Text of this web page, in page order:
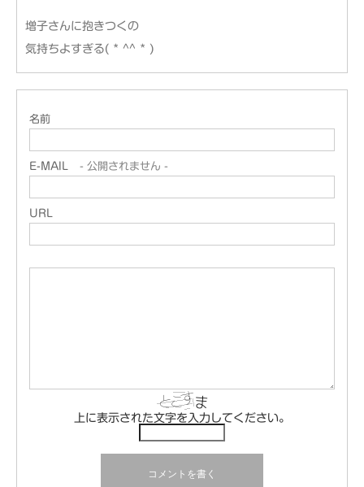
増子さんに抱きつくの
気持ちよすぎる( * ^^ * )
名前
E-MAIL - 公開されません -
URL
上に表示された文字を入力してください。